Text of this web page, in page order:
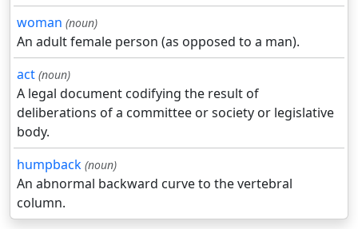
woman (noun)
An adult female person (as opposed to a man).
act (noun)
A legal document codifying the result of
deliberations of a committee or society or legislative
body.
humpback (noun)
An abnormal backward curve to the vertebral
column.